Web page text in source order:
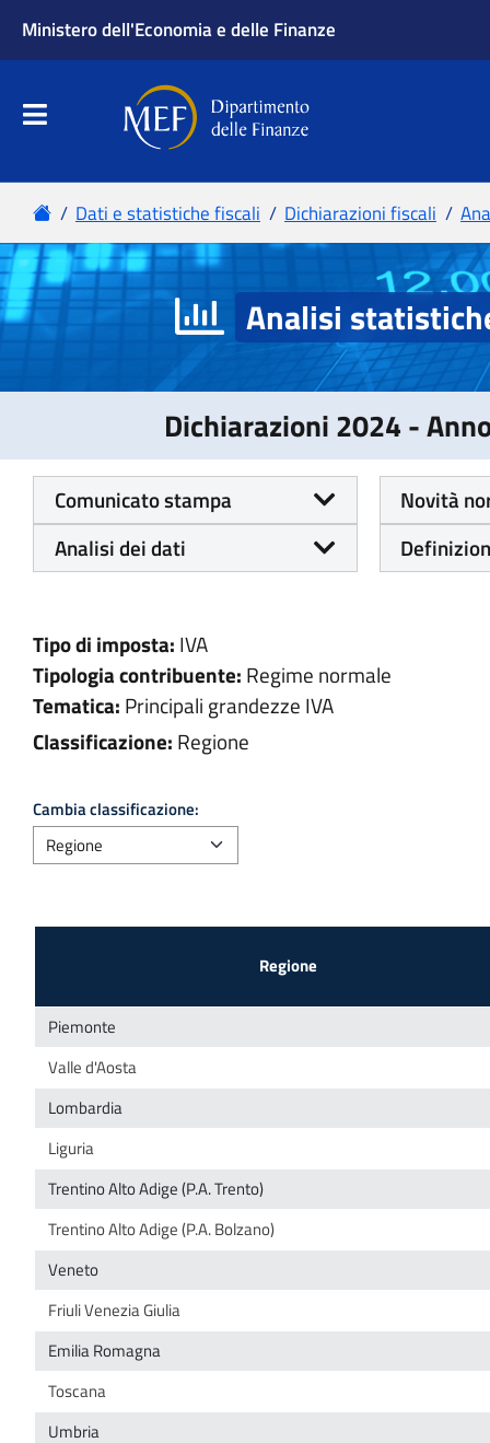
Analisi
Dichiarazioni 2024 -
Comunicato stampa
Novità
Analisi dei dati
Tipo di imposta: IVA
Tipologia contribuente: Regime normale
Tematica: Principali grandezze IVA
Classificazione: Regione
Cambia classificazione: